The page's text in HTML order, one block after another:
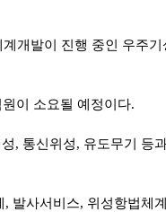
개발이 진행 중인 우주
이 소요될 예정이다.
, 통신위성, 유도무기 등
사서비스, 위성항법체